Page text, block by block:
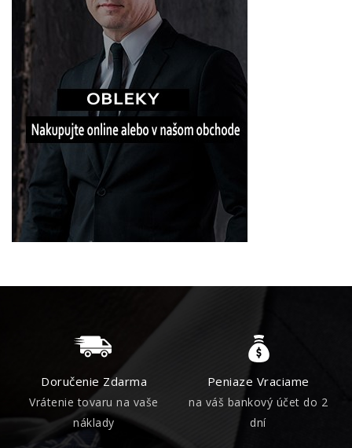
Doručenie Zdarma
Vrátenie tovaru na vaše
náklady
Peniaze Vraciame
na váš bankový účet do 2
dní